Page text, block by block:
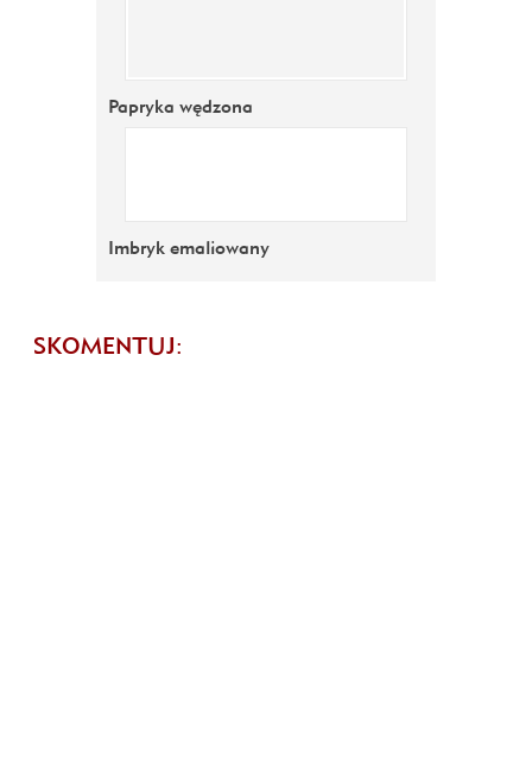
Papryka wędzona
Imbryk emaliowany
SKOMENTUJ: